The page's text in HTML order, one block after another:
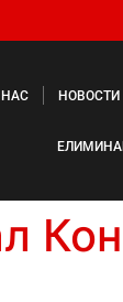
НАС НОВОСТИ